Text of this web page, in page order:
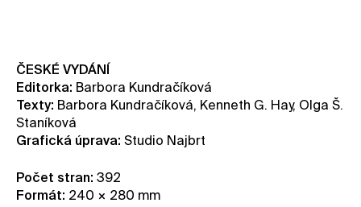
ČESKÉ VYDÁNÍ
Editorka: Barbora Kundračíková
Texty: Barbora Kundračíková, Kenneth G. Hay, Olga Š.
Staníková
Grafická úprava: Studio Najbrt
Počet stran: 392
Formát: 240 × 280 mm